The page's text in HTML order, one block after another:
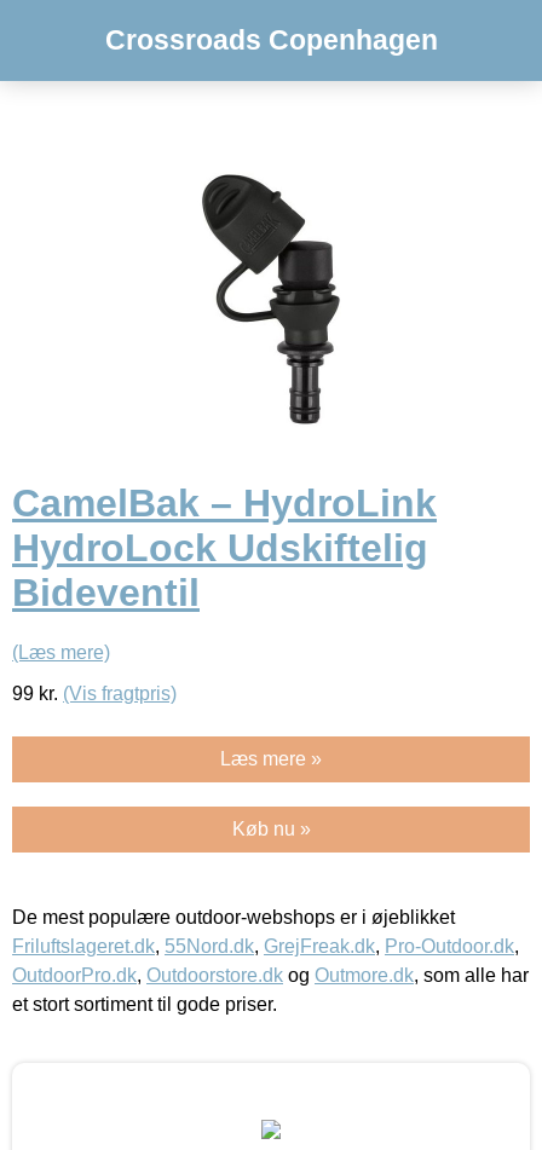
Crossroads Copenhagen
CamelBak – HydroLink
HydroLock Udskiftelig
Bideventil
(Læs mere)
99 kr. (Vis fragtpris)
Læs mere »
Køb nu »
De mest populære outdoor-webshops er i øjeblikket
Friluftslageret.dk, 55Nord.dk, GrejFreak.dk, Pro-Outdoor.dk,
OutdoorPro.dk, Outdoorstore.dk og Outmore.dk, som alle har
et stort sortiment til gode priser.